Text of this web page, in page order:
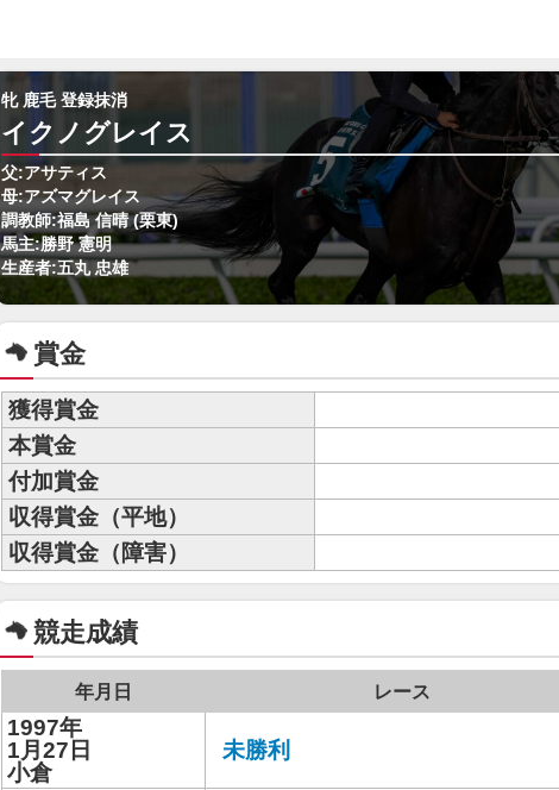
牝 鹿毛 登録抹消
イクノグレイス
父:アサティス
母:アズマグレイス
調教師:福島 信晴 (栗東)
馬主:勝野 憲明
生産者:五丸 忠雄
賞金
獲得賞金
本賞金
付加賞金
収得賞金（平地）
収得賞金（障害）
競走成績
年月日 レース
1997年
1月27日
小倉
未勝利